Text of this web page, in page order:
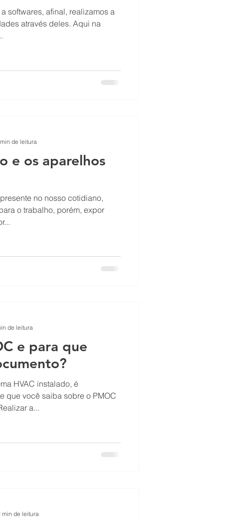
softwares, afinal, realizamos a
através deles. Aqui na
e os aparelhos
no nosso cotidiano,
o trabalho, porém, expor
de leitura
e para que
HVAC instalado, é
que você saiba sobre o PMOC
a...
de leitura
min de leitura